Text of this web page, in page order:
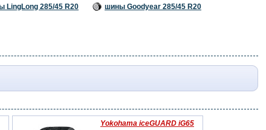
LingLong 285/45 R20
шины Goodyear 285/45 R20
Yokohama iceGUARD iG65